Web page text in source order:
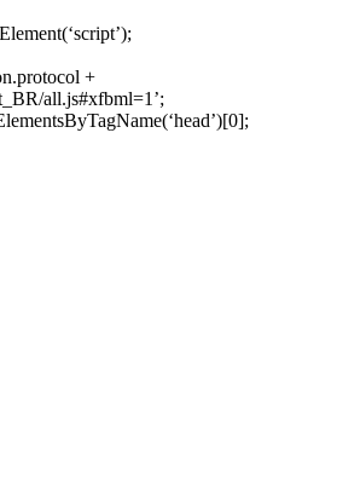
+
all.js#xfbml=1’;